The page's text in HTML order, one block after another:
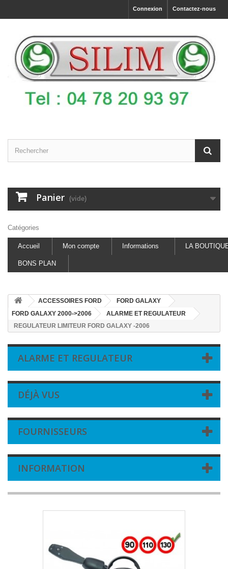
Contactez-nous
Connexion
Panier (vide)
Catégories
Accueil Mon compte Informations LA
BONS PLAN
ACCESSOIRES FORD
FORD GALAXY
FORD GALAXY 2000->2006
ALARME ET REGULATEUR
REGULATEUR LIMITEUR FORD GALAXY -2006
ALARME ET REGULATEUR
DÉJÀ VUS
FOURNISSEURS
INFORMATION